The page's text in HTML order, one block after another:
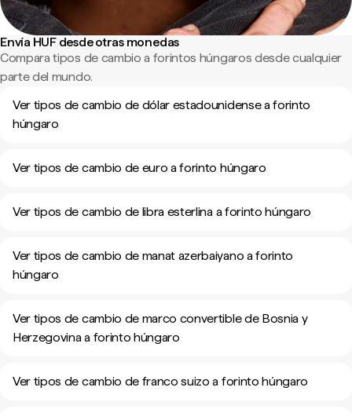
Envía HUF desde otras monedas
Compara tipos de cambio a forintos húngaros desde cualquier
parte del mundo.
Ver tipos de cambio de dólar estadounidense a forinto
húngaro
Ver tipos de cambio de euro a forinto húngaro
Ver tipos de cambio de libra esterlina a forinto húngaro
Ver tipos de cambio de manat azerbaiyano a forinto
húngaro
Ver tipos de cambio de marco convertible de Bosnia y
Herzegovina a forinto húngaro
Ver tipos de cambio de franco suizo a forinto húngaro